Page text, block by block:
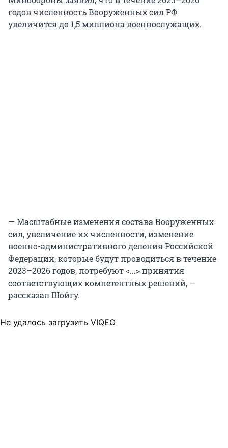
годов численность Вооруженных сил РФ
увеличится до 1,5 миллиона военнослужащих.
— Масштабные изменения состава Вооруженных
сил, увеличение их численности, изменение
военно-административного деления Российской
Федерации, которые будут проводиться в течение
2023–2026 годов, потребуют <...> принятия
соответствующих компетентных решений, —
рассказал Шойгу.
Не удалось загрузить VIQEO